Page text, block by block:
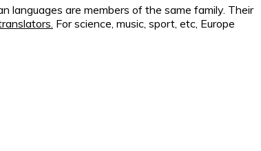
languages are members of the same family. Their
For science, music, sport, etc, Europe